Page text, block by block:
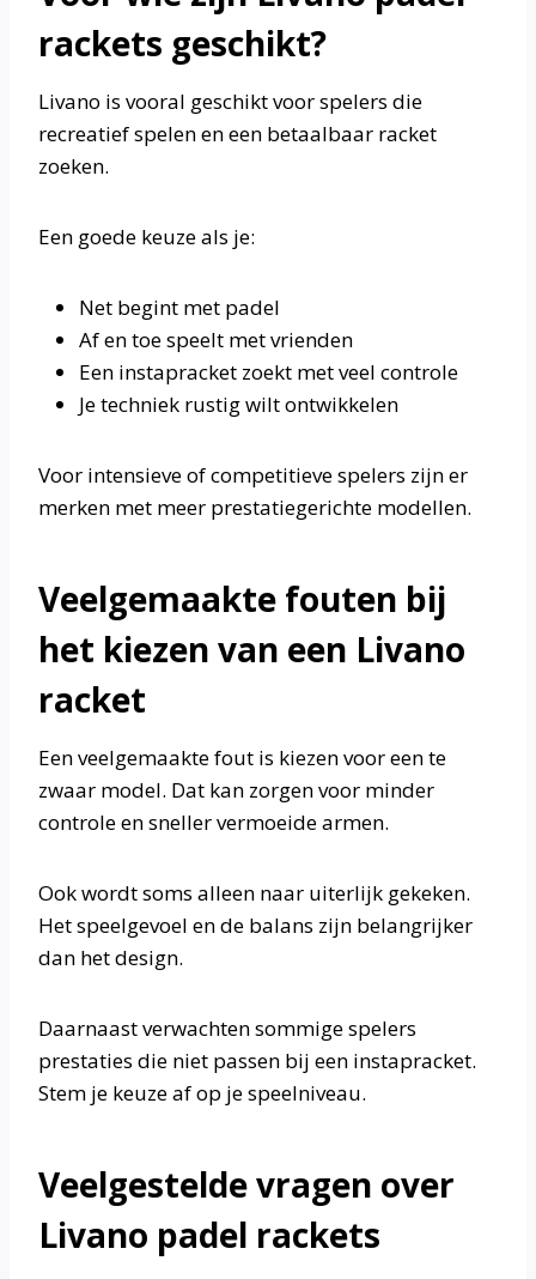
rackets geschikt?
Livano is vooral geschikt voor spelers die
recreatief spelen en een betaalbaar racket
zoeken.
Een goede keuze als je:
Net begint met padel
Af en toe speelt met vrienden
Een instapracket zoekt met veel controle
Je techniek rustig wilt ontwikkelen
Voor intensieve of competitieve spelers zijn er
merken met meer prestatiegerichte modellen.
Veelgemaakte fouten bij
het kiezen van een Livano
racket
Een veelgemaakte fout is kiezen voor een te
zwaar model. Dat kan zorgen voor minder
controle en sneller vermoeide armen.
Ook wordt soms alleen naar uiterlijk gekeken.
Het speelgevoel en de balans zijn belangrijker
dan het design.
Daarnaast verwachten sommige spelers
prestaties die niet passen bij een instapracket.
Stem je keuze af op je speelniveau.
Veelgestelde vragen over
Livano padel rackets